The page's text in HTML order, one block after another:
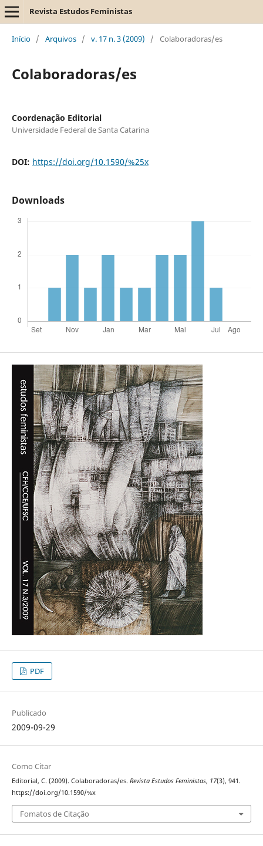
Revista Estudos Feministas
Início / Arquivos / v. 17 n. 3 (2009) / Colaboradoras/es
Colaboradoras/es
Coordenação Editorial
Universidade Federal de Santa Catarina
DOI: https://doi.org/10.1590/%25x
Downloads
PDF
Publicado
2009-09-29
Como Citar
Editorial, C. (2009). Colaboradoras/es. Revista Estudos Feministas, 17(3), 941.
https://doi.org/10.1590/%x
Fomatos de Citação